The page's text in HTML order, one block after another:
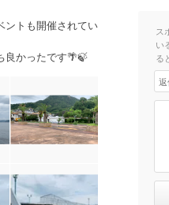
ントも開催されてい
良かったです🌴🍃
ス
い
る